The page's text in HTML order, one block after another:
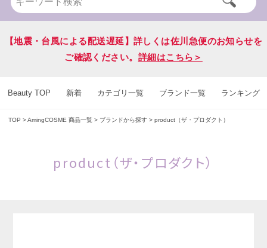
【地震・台風による配送遅延】詳しくは佐川急便のお知らせを
ご確認ください。 詳細はこちら＞
Beauty TOP 新着 カテゴリ一覧 ブランド一覧 ランキング
TOP AmingCOSME 商品一覧 ブランドから探す product（ザ・プロダクト）
product（ザ・プロダクト）